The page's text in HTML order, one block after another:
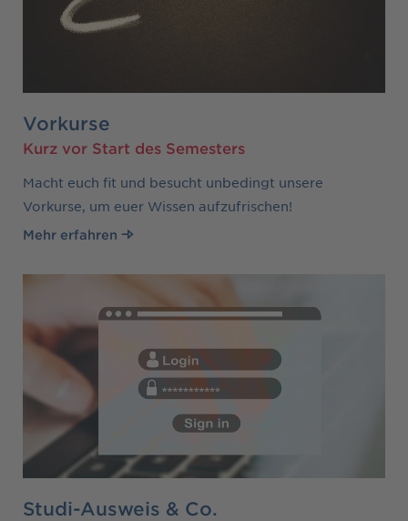
Vorkurse
Kurz vor Start des Semesters
Macht euch fit und besucht unbedingt unsere
Vorkurse, um euer Wissen aufzufrischen!
Mehr erfahren
Studi-Ausweis & Co.